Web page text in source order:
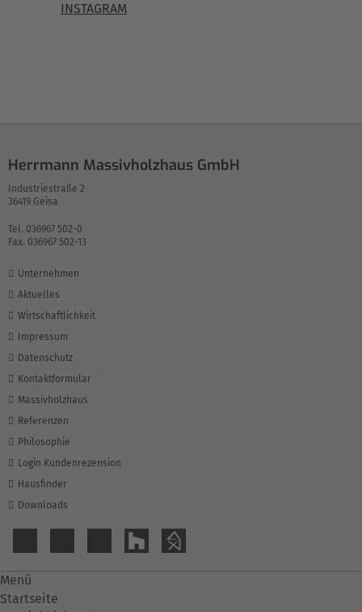
INSTAGRAM
Herrmann Massivholzhaus GmbH
Industriestraße 2
36419 Geisa
Tel. 036967 502-0
Fax. 036967 502-13
Unternehmen
Aktuelles
Wirtschaftlichkeit
Impressum
Datenschutz
Kontaktformular
Massivholzhaus
Referenzen
Philosophie
Login Kundenrezension
Hausfinder
Downloads
Menü
Startseite